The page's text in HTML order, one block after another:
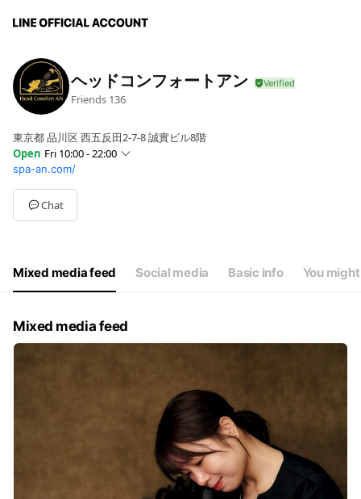
ヘッドコンフォートアン
Friends 136
東京都 品川区 西五反田2-7-8 誠實ビル8階
Open Fri 10:00 - 22:00
Sun10:00 - 22:00
Mon10:00 - 22:00
Tue10:00 - 22:00
Wed10:00 - 22:00
Sat
10:00 - 22:00
不定休
spa-an.com/
Chat
Mixed media feed Social media Basic info You
Mixed media feed